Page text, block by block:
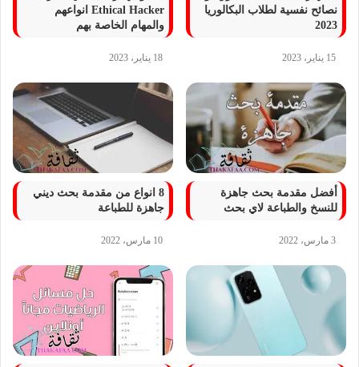
نصائح نفسية لطلاب البكالوريا
2023
15 يناير، 2023
Ethical Hacker انواعهم
والمهام الخاصة بهم
18 يناير، 2023
أفضل مقدمة بحث جاهزة
للنسخ والطباعة لاي بحث
3 مارس، 2022
8 انواع من مقدمة بحث ديني
جاهزة للطباعة
10 مارس، 2022